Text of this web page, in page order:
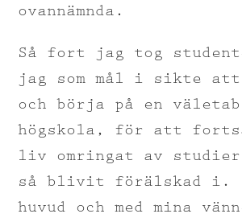
ovannämnda.
Så fort jag tog
jag som mål i sikte
och börja på en
högskola, för att
liv omringat av studier
så blivit förälskad i.
huvud och med mina